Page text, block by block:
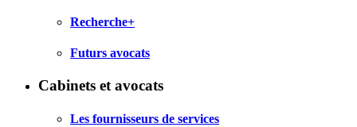
Recherche+
Futurs avocats
Cabinets et avocats
Les fournisseurs de services